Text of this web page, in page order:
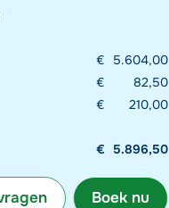
€
5.604,00
€
82,50
€ 210,00
€ 5.896,50
Boek nu